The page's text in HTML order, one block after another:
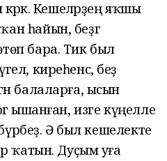
Кешеләрҙең яҡшы
һайын, беҙгә
бара. Тик был
киреһенсә, беҙ
балаларға, ысын
ышанған, изге күңелле
Ә был кешелекте
ҡатын. Дуҫым уға